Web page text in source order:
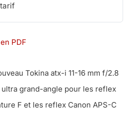
PDF
Tokina atx-i 11-16 mm f/2.8
grand-angle pour les reflex
F et les reflex Canon APS-C